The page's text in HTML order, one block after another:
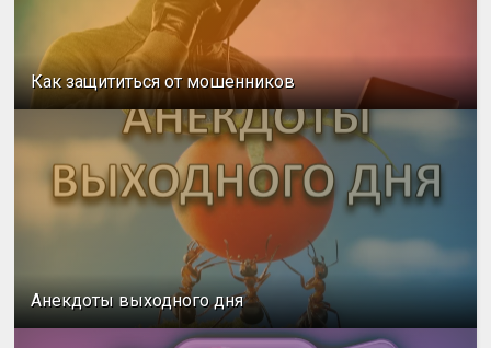
Как защититься от мошенников
Анекдоты выходного дня